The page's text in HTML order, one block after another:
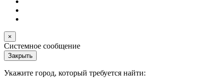
×
Системное сообщение
Закрыть
Укажите город, который требуется найти: